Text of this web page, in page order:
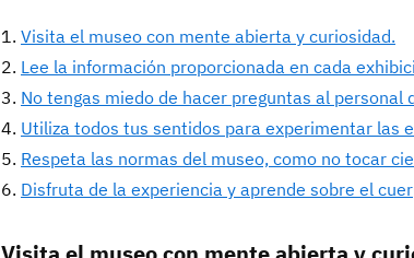
Visita el museo con mente abierta y curiosidad.
Lee la información proporcionada en cada
No tengas miedo de hacer preguntas al personal
Utiliza todos tus sentidos para experimentar las
Respeta las normas del museo, como no tocar
Disfruta de la experiencia y aprende sobre el